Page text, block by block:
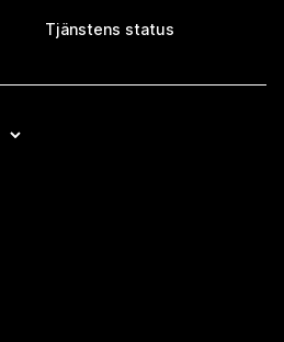
Tjänstens status